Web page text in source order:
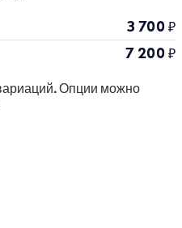
3 700₽
7 200₽
Опции можно